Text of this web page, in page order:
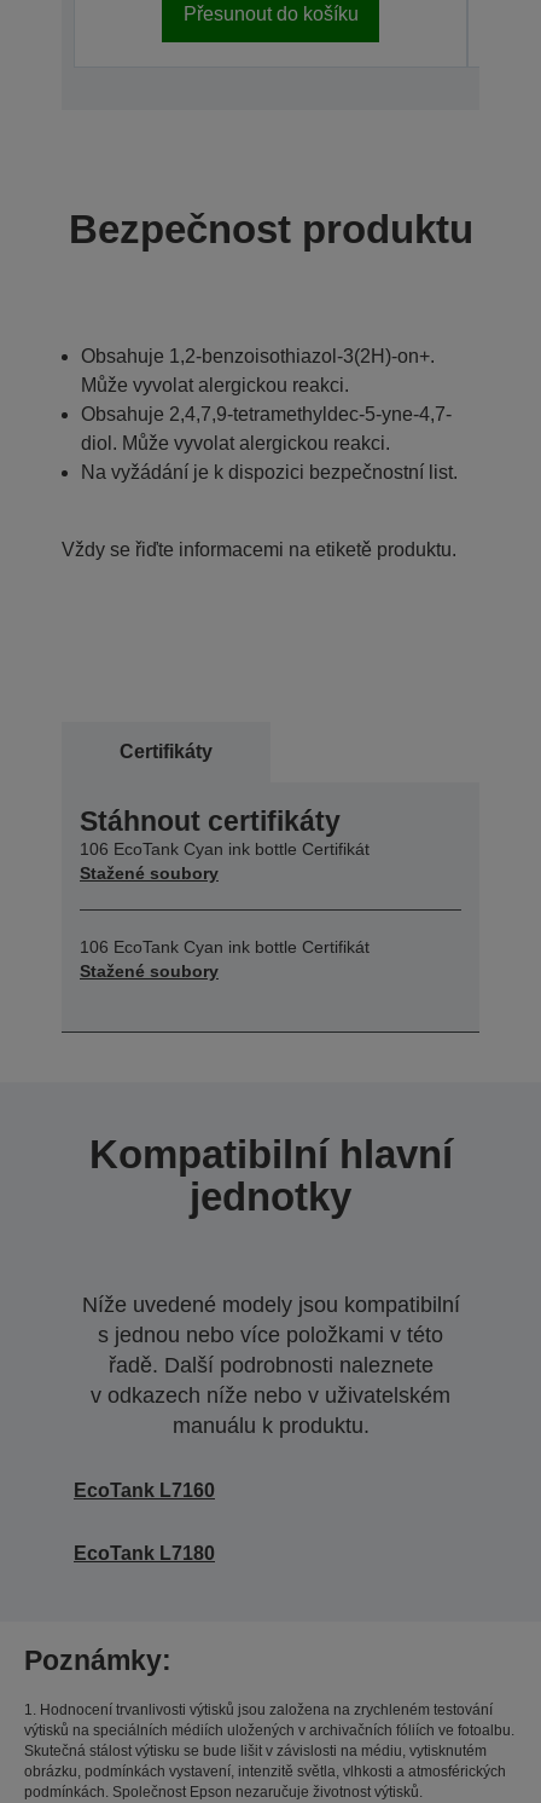
Přesunout do košíku
Bezpečnost produktu
Obsahuje 1,2-benzoisothiazol-3(2H)-on+.
Může vyvolat alergickou reakci.
Obsahuje 2,4,7,9-tetramethyldec-5-yne-4,7-
diol. Může vyvolat alergickou reakci.
Na vyžádání je k dispozici bezpečnostní list.
Vždy se řiďte informacemi na etiketě produktu.
Certifikáty
Stáhnout certifikáty
106 EcoTank Cyan ink bottle Certifikát
Stažené soubory
106 EcoTank Cyan ink bottle Certifikát
Stažené soubory
Kompatibilní hlavní
jednotky
Níže uvedené modely jsou kompatibilní
s jednou nebo více položkami v této
řadě. Další podrobnosti naleznete
v odkazech níže nebo v uživatelském
manuálu k produktu.
EcoTank L7160
EcoTank L7180
Poznámky:
1. Hodnocení trvanlivosti výtisků jsou založena na zrychleném testování
výtisků na speciálních médiích uložených v archivačních fóliích ve fotoalbu.
Skutečná stálost výtisku se bude lišit v závislosti na médiu, vytisknutém
obrázku, podmínkách vystavení, intenzitě světla, vlhkosti a atmosférických
podmínkách. Společnost Epson nezaručuje životnost výtisků.